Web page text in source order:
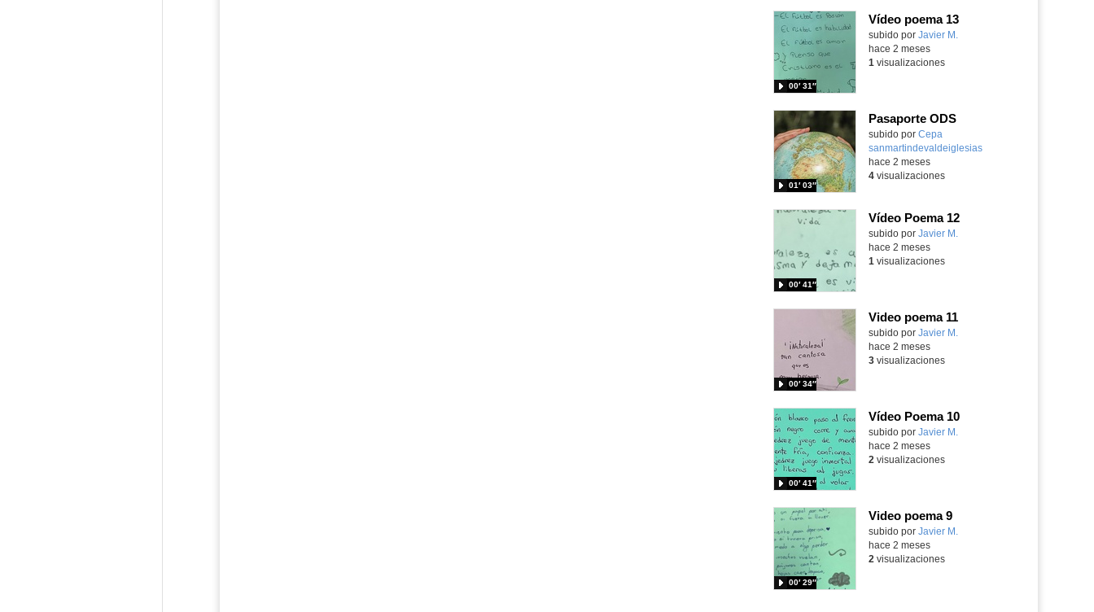
Vídeo poema 13
subido por Javier M.
00′ 31″
hace 2 meses
1 visualizaciones
Pasaporte ODS
subido por Cepa
sanmartindevaldeiglesias
01′ 03″
-
hace 2 meses
4visualizaciones
Vídeo Poema 12
subido por Javier M.
00′ 41″
hace 2 meses
1 visualizaciones
Video poema 11
subido por Javier M.
00′ 34″
hace 2 meses
3visualizaciones
Vídeo Poema 10
subido por Javier M.
00′ 41″
hace 2 meses
2 visualizaciones
Video poema 9
subido por Javier M.
00′ 29″
hace 2 meses
2 visualizaciones